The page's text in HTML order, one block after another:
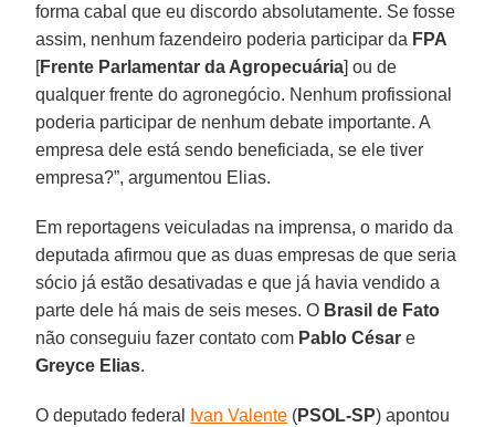
forma cabal que eu discordo absolutamente. Se fosse
assim, nenhum fazendeiro poderia participar da FPA
[Frente Parlamentar da Agropecuária] ou de
qualquer frente do agronegócio. Nenhum profissional
poderia participar de nenhum debate importante. A
empresa dele está sendo beneficiada, se ele tiver
empresa?”, argumentou Elias.
Em reportagens veiculadas na imprensa, o marido da
deputada afirmou que as duas empresas de que seria
sócio já estão desativadas e que já havia vendido a
parte dele há mais de seis meses. O Brasil de Fato
não conseguiu fazer contato com Pablo César e
Greyce Elias.
O deputado federal Ivan Valente (PSOL-SP) apontou